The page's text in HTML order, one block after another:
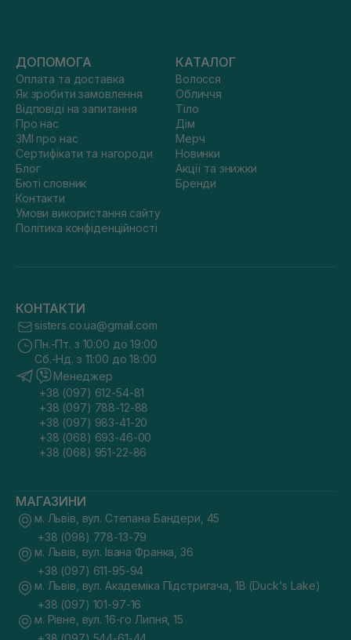
ДОПОМОГА
Оплата та доставка
Як зробити замовлення
Відповіді на запитання
Про нас
ЗМІ про нас
Сертифікати та нагороди
Блог
Бюті словник
Контакти
Умови використання сайту
Політика конфіденційності
КАТАЛОГ
Волосся
Обличчя
Тіло
Дім
Мерч
Новинки
Акції та знижки
Бренди
КОНТАКТИ
sisters.co.ua@gmail.com
Пн.-Пт. з 10:00 до 19:00
Сб.-Нд. з 11:00 до 18:00
Менеджер
+38 (097) 612-54-81
+38 (097) 788-12-88
+38 (097) 983-41-20
+38 (068) 693-46-00
+38 (068) 951-22-86
МАГАЗИНИ
м. Львів, вул. Степана Бандери, 45
+38 (098) 778-13-79
м. Львів, вул. Івана Франка, 36
+38 (097) 611-95-94
м. Львів, вул. Академіка Підстригача, 1В (Duck's Lake)
+38 (097) 101-97-16
м. Рівне, вул. 16-го Липня, 15